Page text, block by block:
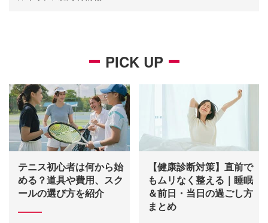
PICK UP
テニス初心者は何から始
める？道具や費用、スク
ールの選び方を紹介
【健康診断対策】直前で
もムリなく整える｜睡眠
＆前日・当日の過ごし方
まとめ